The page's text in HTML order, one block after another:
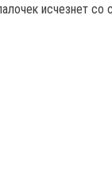
исчезнет со